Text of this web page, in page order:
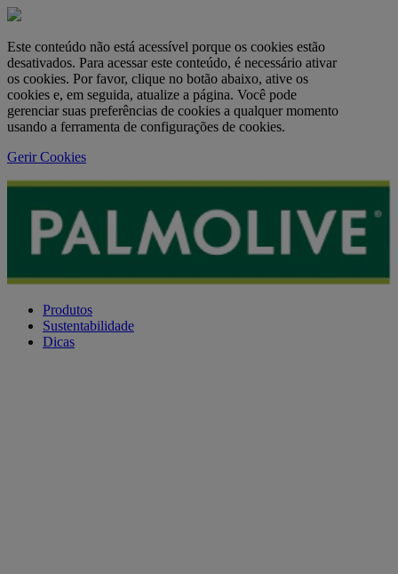
Este conteúdo não está acessível porque os cookies estão
desativados. Para acessar este conteúdo, é necessário ativar
os cookies. Por favor, clique no botão abaixo, ative os
cookies e, em seguida, atualize a página. Você pode
gerenciar suas preferências de cookies a qualquer momento
usando a ferramenta de configurações de cookies.
Gerir Cookies
Produtos
Sustentabilidade
Dicas